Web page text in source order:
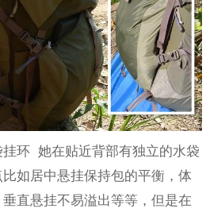
环 她在贴近背部有独立的水袋
如居中悬挂保持包的平衡，体
直悬挂不易溢出等等，但是在